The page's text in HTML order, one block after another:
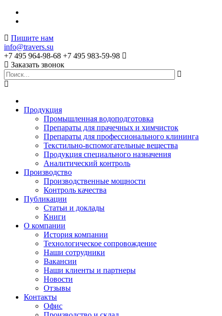
Пишите нам
info@travers.su
+7 495 964-98-68 +7 495 983-59-98
Заказать звонок
Продукция
Промышленная водоподготовка
Препараты для прачечных и химчисток
Препараты для профессионального клининга
Текстильно-вспомогательные вещества
Продукция специального назначения
Аналитический контроль
Производство
Производственные мощности
Контроль качества
Публикации
Статьи и доклады
Книги
О компании
История компании
Технологическое сопровождение
Наши сотрудники
Вакансии
Наши клиенты и партнеры
Новости
Отзывы
Контакты
Офис